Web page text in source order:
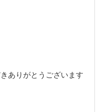
ありがとうございます